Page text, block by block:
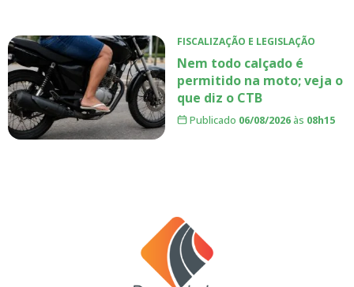
FISCALIZAÇÃO E LEGISLAÇÃO
Nem todo calçado é
permitido na moto; veja o
que diz o CTB
Publicado 06/08/2026às 08h15